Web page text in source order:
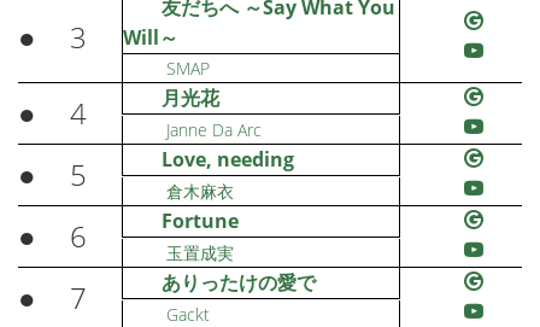
● 3
友だちへ ～Say What You
Will～
SMAP
● 4 月光花
Janne Da Arc
● 5 Love, needing
倉木麻衣
● 6 Fortune
玉置成実
● 7 ありったけの愛で
Gackt